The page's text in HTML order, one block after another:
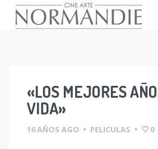
«LOS MEJORES
VIDA»
16 AÑOS AGO • PELICULAS • 0